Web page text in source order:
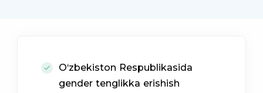
O‘zbekiston Respublikasida
gender tenglikka erishish